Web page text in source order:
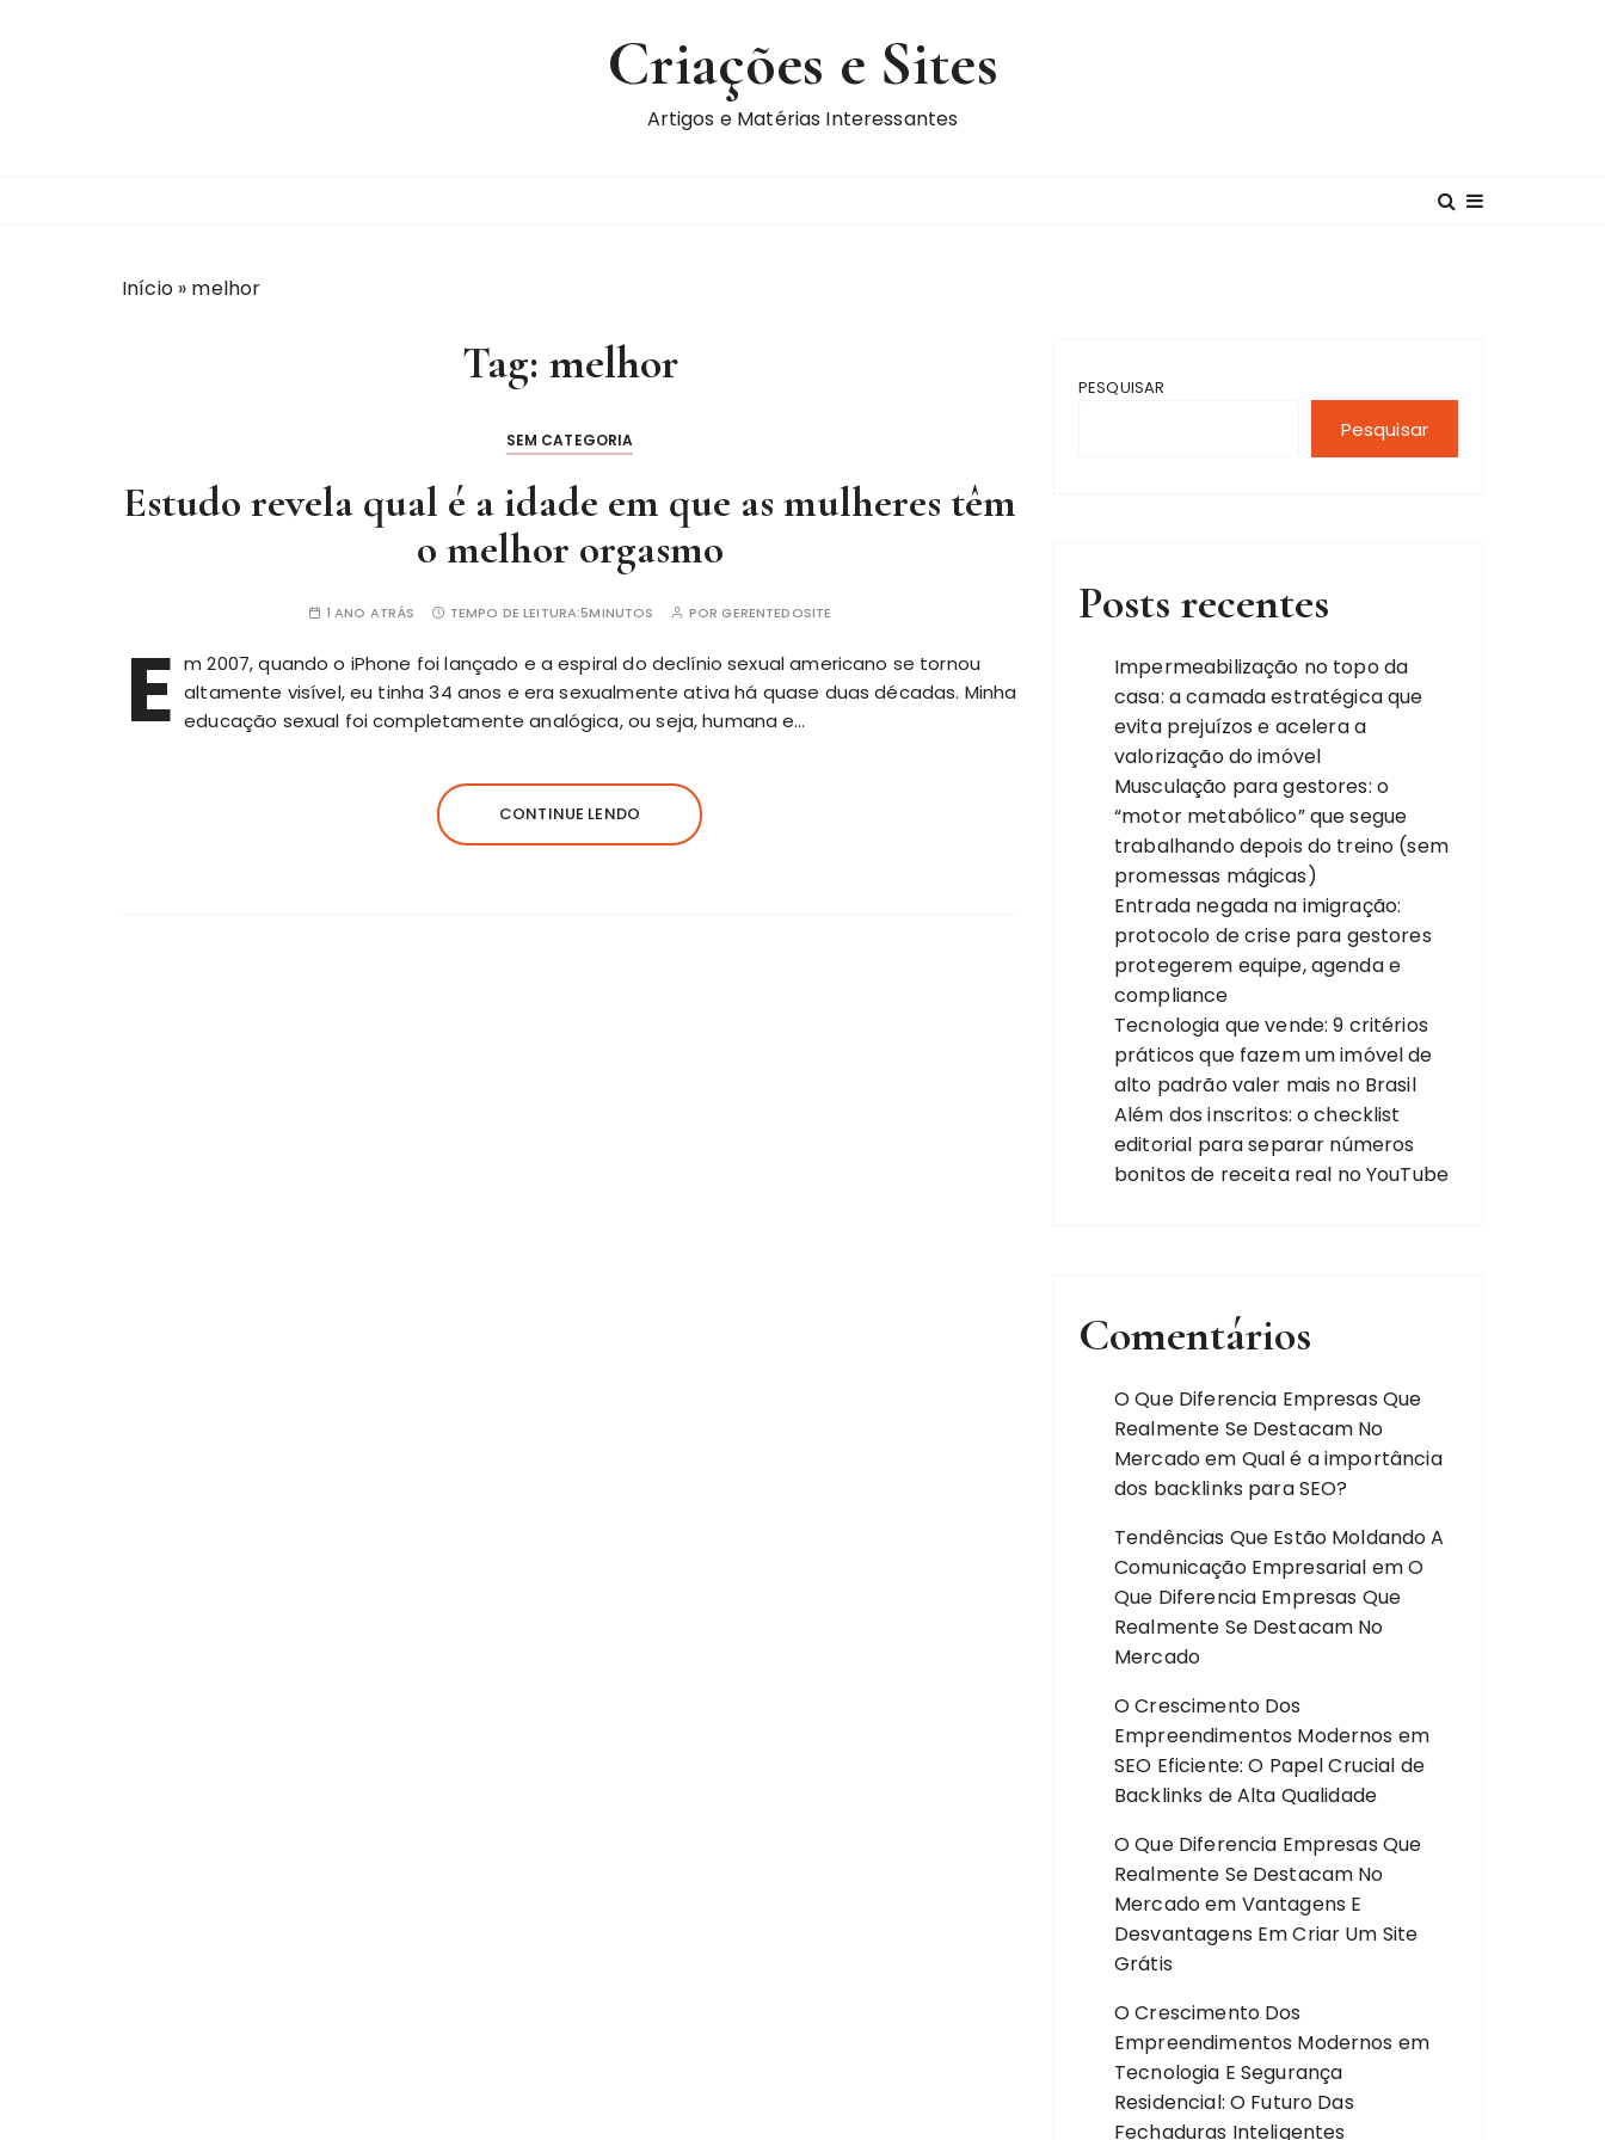
Criações e Sites
Artigos e Matérias Interessantes
Início» melhor
Tag: melhor
SEM CATEGORIA
Estudo revela qual é a idade em que as mulheres têm
o melhor orgasmo
1 ANO ATRÁS TEMPO DE LEITURA:5MINUTOS PORGERENTEDOSITE
E m 2007, quando o iPhone foi lançado e a espiral do declínio sexualamericano se tornou
altamente visível, eu tinha 34 anos e era sexualmente ativa há quase duas décadas. Minha
educação sexual foi completamente analógica, ou seja, humana e…
CONTINUE LENDO
PESQUISAR
Pesquisar
Posts recentes
Impermeabilização no topo da
casa: a camada estratégica que
evita prejuízos e acelera a
valorização do imóvel
Musculação para gestores: o
“motor metabólico” que segue
trabalhando depois do treino (sem
promessas mágicas)
Entrada negada na imigração:
protocolo de crise para gestores
protegerem equipe, agenda e
compliance
Tecnologia que vende: 9 critérios
práticos que fazem um imóvel de
alto padrão valer mais no Brasil
Além dos inscritos: o checklist
editorial para separar números
bonitos de receita real no YouTube
Comentários
O Que Diferencia Empresas Que
Realmente Se Destacam No
Mercadoem Qual é a importância
dos backlinks para SEO?
Tendências Que Estão Moldando A
Comunicação Empresarial emO
Que Diferencia Empresas Que
Realmente Se Destacam No
Mercado
O Crescimento Dos
Empreendimentos Modernos em
SEO Eficiente: O Papel Crucial de
Backlinks de Alta Qualidade
O Que Diferencia Empresas Que
Realmente Se Destacam No
Mercadoem Vantagens E
Desvantagens Em Criar Um Site
Grátis
O Crescimento Dos
Empreendimentos Modernos em
Tecnologia E Segurança
Residencial: O Futuro Das
Fechaduras Inteligentes